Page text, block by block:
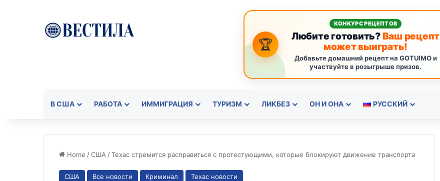
🏆
КОНКУРС РЕЦЕПТОВ
Любите готовить?Ваш рецепт
может выиграть!
Добавьте домашний рецепт на GOTUIMO и
участвуйте в розыгрыше призов.
В США РАБОТА ИММИГРАЦИЯ ТУРИЗМ ЛИКБЕЗ ОН И ОНА РУССКИЙ
Home /США /Техас стремится расправиться с протестующими, которые блокируют движение транспорта
США Все новости Криминал Техас новости